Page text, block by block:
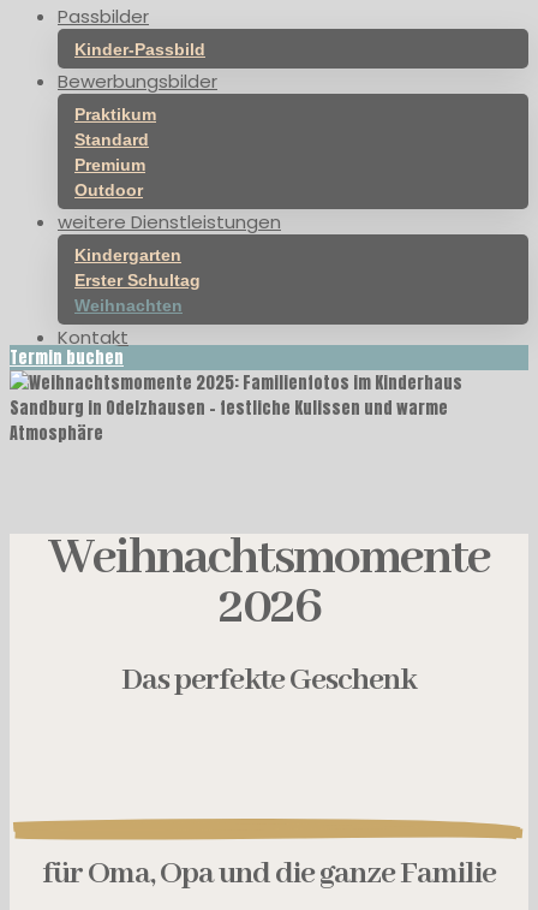
Passbilder
Kinder-Passbild
Bewerbungsbilder
Praktikum
Standard
Premium
Outdoor
weitere Dienstleistungen
Kindergarten
Erster Schultag
Weihnachten
Kontakt
Termin buchen
Weihnachtsmomente
2026
Dasperfekte Geschenk
für Oma, Opa und die ganze Familie